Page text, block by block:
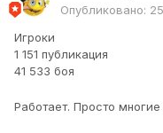
Опубликовано:
Игроки
1 151 публикация
41 533 боя
Работает. Просто многие